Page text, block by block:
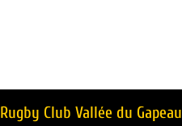
Rugby Club Vallée du Gapeau